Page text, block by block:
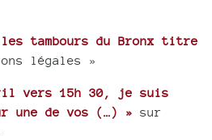
tambours du Bronx titre
légales »
vers 15h 30, je suis
une de vos (…) » sur